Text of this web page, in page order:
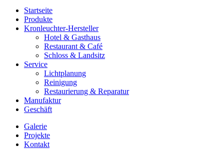
Startseite
Produkte
Kronleuchter-Hersteller
Hotel & Gasthaus
Restaurant & Café
Schloss & Landsitz
Service
Lichtplanung
Reinigung
Restaurierung & Reparatur
Manufaktur
Geschäft
Galerie
Projekte
Kontakt